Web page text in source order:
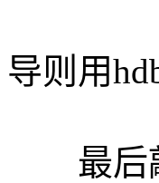
导则用
最后敲